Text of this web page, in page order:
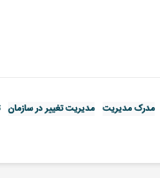
مدرک مدیریت مدیریت تغییر در سازمان